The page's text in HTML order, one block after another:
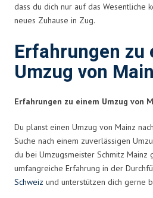
dass du dich nur auf das Wesentliche
neues Zuhause in Zug.
Erfahrungen zu
Umzug von
Erfahrungen zu einem Umzug von
Du planst einen Umzug von Mainz
Suche nach einem zuverlässigen
du bei Umzugsmeister Schmitz Mainz
umfangreiche Erfahrung in der
Schweiz und unterstützen dich gerne